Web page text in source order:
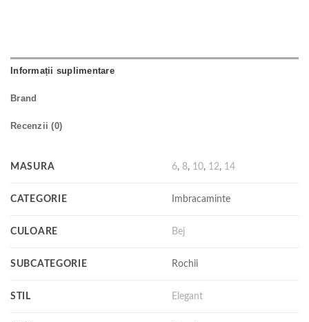
Informații suplimentare
Brand
Recenzii (0)
MASURA 6, 8, 10, 12, 14
CATEGORIE Imbracaminte
CULOARE Bej
SUBCATEGORIE Rochii
STIL Elegant